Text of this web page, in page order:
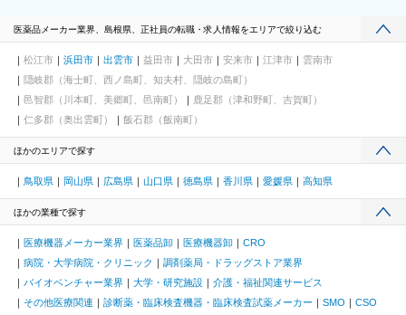
医薬品メーカー業界、島根県、正社員の転職・求人情報をエリアで絞り込む
松江市 浜田市 出雲市 益田市 大田市 安来市 江津市
雲南市
隠岐郡（海士町、西ノ島町、知夫村、隠岐の島町）
邑智郡（川本町、美郷町、邑南町）
鹿足郡（津和野町、吉賀町）
仁多郡（奥出雲町）
飯石郡（飯南町）
ほかのエリアで探す
鳥取県 岡山県 広島県 山口県 徳島県 香川県 愛媛県 高知県
ほかの業種で探す
医療機器メーカー業界 医薬品卸 医療機器卸
CRO
病院・大学病院・クリニック
調剤薬局・ドラッグストア業界
バイオベンチャー業界
大学・研究施設
介護・福祉関連サービス
その他医療関連
診断薬・臨床検査機器・臨床検査試薬メーカー SMO
CSO